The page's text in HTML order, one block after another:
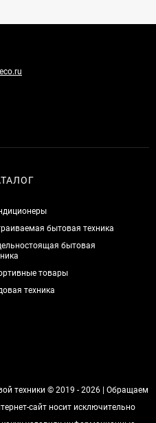
бытовая техника
бытовая
товары
техника
техники © 2019 - 2026 | Обращаем
сайт носит исключительно